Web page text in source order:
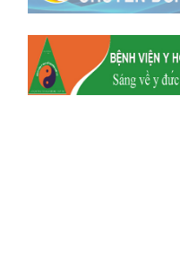
Hum
Xã Y Tý
Xã Trịnh Tường